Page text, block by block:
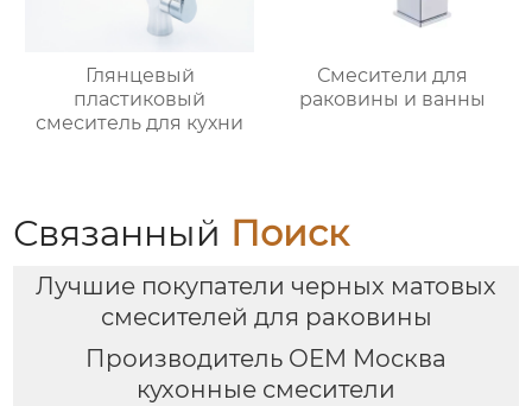
Глянцевый
пластиковый
смеситель для кухни
Смесители для
раковины и ванны
Связанный Поиск
Лучшие покупатели черных матовых
смесителей для раковины
Производитель OEM Москва
кухонные смесители